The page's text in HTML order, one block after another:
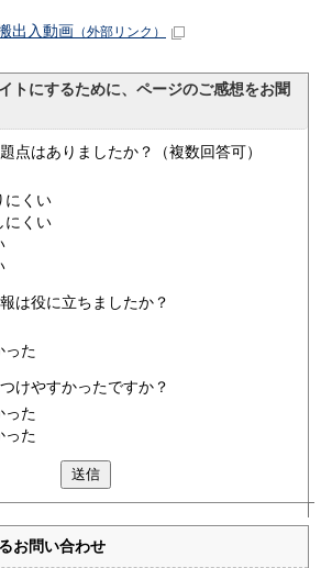
出入動画 （外部リンク）
トにするために、ページのご感想をお聞
点はありましたか？（複数回答可）
にくい
にくい
は役に立ちましたか？
った
けやすかったですか？
った
った
送信
お問い合わせ